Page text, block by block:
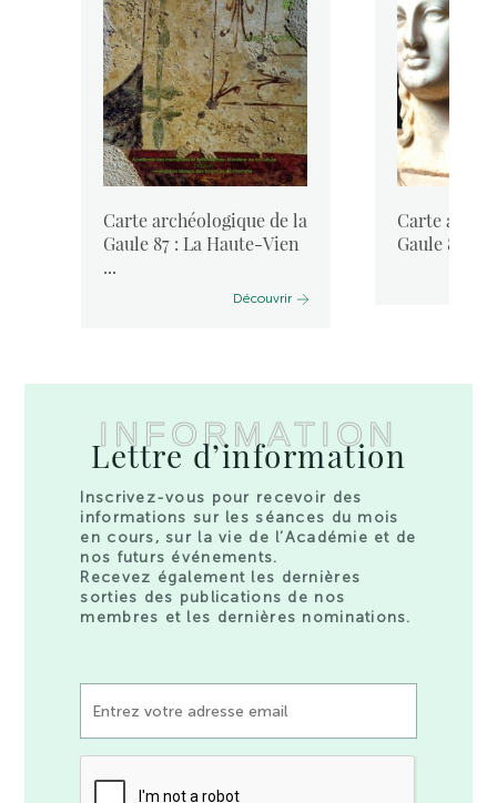
Carte archéologique de la
Gaule 87 : La Haute-Vien
...
Découvrir
Carte
Gaule 86-3
INFORMATION
Lettre d’information
Inscrivez-vous pour recevoir des
informations sur les séances du mois
en cours, sur la vie de l’Académie et de
nos futurs événements.
Recevez également les dernières
sorties des publications de nos
membres et les dernières nominations.